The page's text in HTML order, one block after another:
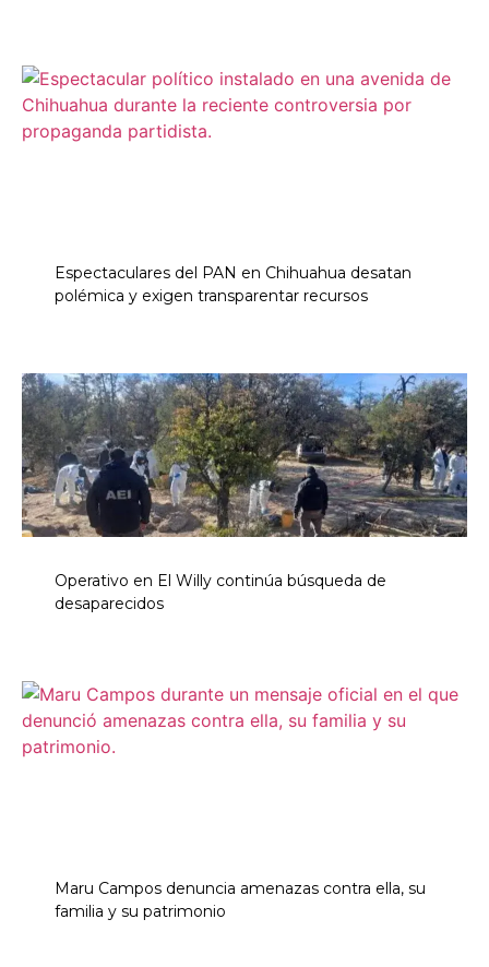
Espectaculares del PAN en Chihuahua desatan
polémica y exigen transparentar recursos
Operativo en El Willy continúa búsqueda de
desaparecidos
Maru Campos denuncia amenazas contra ella, su
familia y su patrimonio